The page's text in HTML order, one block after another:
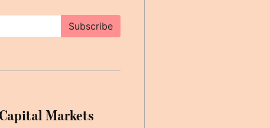
Subscribe
Markets